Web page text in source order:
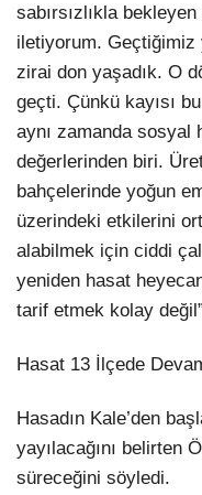
sabırsızlıkla
iletiyorum. Geçtiğimiz
zirai don yaşadık. O
geçti. Çünkü kayısı
aynı zamanda sosyal
değerlerinden biri.
bahçelerinde yoğun
üzerindeki etkilerini
alabilmek için ciddi
yeniden hasat
tarif etmek kolay
Hasat 13 İlçede
Hasadın Kale’den
yayılacağını belirten
süreceğini söyledi.